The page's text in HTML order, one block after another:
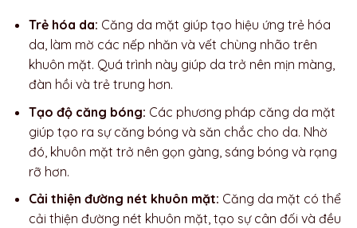
Trẻ hóa da: Căng da mặt giúp tạo hiệu ứng trẻ hóa
da, làm mờ các nếp nhăn và vết chùng nhão trên
khuôn mặt. Quá trình này giúp da trở nên mịn màng,
đàn hồi và trẻ trung hơn.
Tạo độ căng bóng: Các phương pháp căng da mặt
giúp tạo ra sự căng bóng và săn chắc cho da. Nhờ
đó, khuôn mặt trở nên gọn gàng, sáng bóng và rạng
rỡ hơn.
Cải thiện đường nét khuôn mặt: Căng da mặt có thể
cải thiện đường nét khuôn mặt, tạo sự cân đối và đều